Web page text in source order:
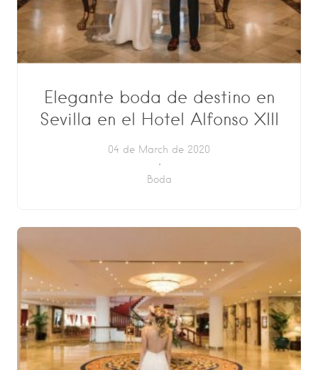
Elegante boda de destino en
Sevilla en el Hotel Alfonso XIII
04 de March de 2020
Boda